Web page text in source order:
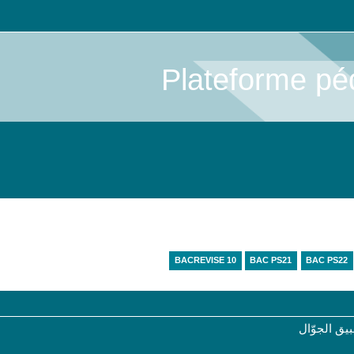
Plateforme
BAC PS22
BAC PS21
BACREVISE 10
الجوّال